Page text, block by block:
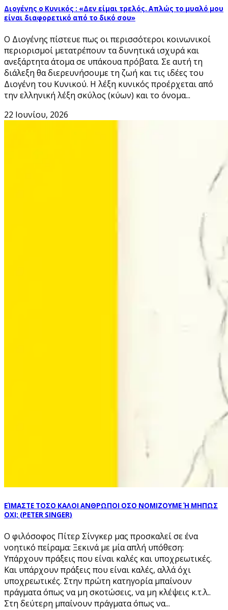
Διογένης ο Κυνικός : «Δεν είμαι τρελός. Απλώς το μυαλό μου
είναι διαφορετικό από το δικό σου»
Ο Διογένης πίστευε πως οι περισσότεροι κοινωνικοί
περιορισμοί μετατρέπουν τα δυνητικά ισχυρά και
ανεξάρτητα άτομα σε υπάκουα πρόβατα. Σε αυτή τη
διάλεξη θα διερευνήσουμε τη ζωή και τις ιδέες του
Διογένη του Κυνικού. Η λέξη κυνικός προέρχεται από
την ελληνική λέξη σκύλος (κύων) και το όνομα...
22 Ιουνίου, 2026
ΕΊΜΑΣΤΕ ΤΟΣΟ ΚΑΛΟΙ ΑΝΘΡΩΠΟΙ ΟΣΟ ΝΟΜΙΖΟΥΜΕ Ή ΜΗΠΩΣ
ΟΧΙ; (PETER SINGER)
Ο φιλόσοφος Πίτερ Σίνγκερ μας προσκαλεί σε ένα
νοητικό πείραμα: Ξεκινά με μία απλή υπόθεση:
Υπάρχουν πράξεις που είναι καλές και υποχρεωτικές.
Και υπάρχουν πράξεις που είναι καλές, αλλά όχι
υποχρεωτικές. Στην πρώτη κατηγορία μπαίνουν
πράγματα όπως να μη σκοτώσεις, να μη κλέψεις κ.τ.λ..
Στη δεύτερη μπαίνουν πράγματα όπως να...